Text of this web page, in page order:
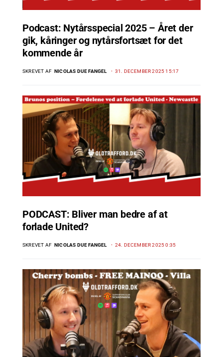
Podcast: Nytårsspecial 2025 – Året der
gik, kåringer og nytårsfortsæt for det
kommende år
SKREVET AF NICOLAS DUE FANGEL 31. DECEMBER 2025 15:17
PODCAST: Bliver man bedre af at
forlade United?
SKREVET AF NICOLAS DUE FANGEL 24. DECEMBER 2025 0:35